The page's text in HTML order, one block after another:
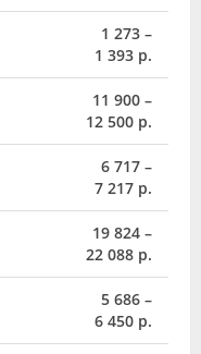
1 273 –
1 393 р.
11 900 –
12 500 р.
6 717 –
7 217 р.
19 824 –
22 088 р.
5 686 –
6 450 р.